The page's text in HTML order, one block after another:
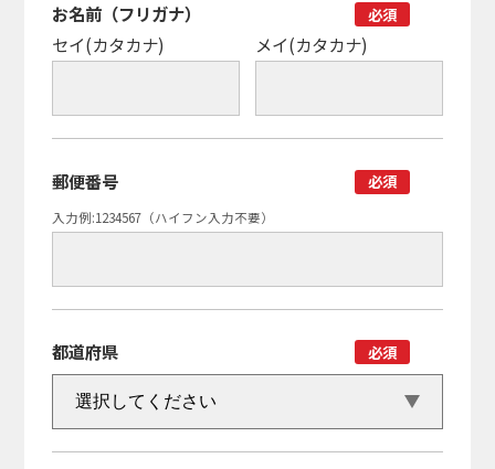
お名前（フリガナ） 必須
セイ(カタカナ) メイ(カタカナ)
郵便番号 必須
入力例:1234567（ハイフン入力不要）
都道府県 必須